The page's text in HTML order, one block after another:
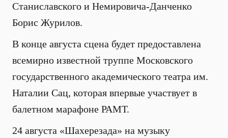
Станиславского и Немировича-Данченко
Борис Журилов.
В конце августа сцена будет предоставлена
всемирно известной труппе Московского
государственного академического театра им.
Наталии Сац, которая впервые участвует в
балетном марафоне РАМТ.
24 августа «Шахерезада» на музыку